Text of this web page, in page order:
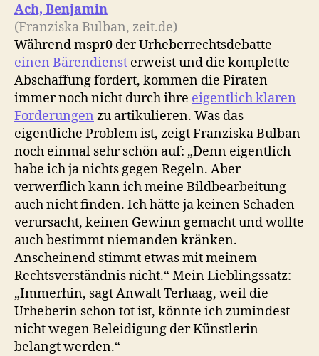
Ach, Benjamin
(Franziska Bulban, zeit.de)
Während mspr0 der Urheberrechtsdebatte
einen Bärendienst erweist und die komplette
Abschaffung fordert, kommen die Piraten
immer noch nicht durch ihre eigentlich klaren
Forderungen zu artikulieren. Was das
eigentliche Problem ist, zeigt Franziska Bulban
noch einmal sehr schön auf: „Denn eigentlich
habe ich ja nichts gegen Regeln. Aber
verwerflich kann ich meine Bildbearbeitung
auch nicht finden. Ich hätte ja keinen Schaden
verursacht, keinen Gewinn gemacht und wollte
auch bestimmt niemanden kränken.
Anscheinend stimmt etwas mit meinem
Rechtsverständnis nicht.“ Mein Lieblingssatz:
„Immerhin, sagt Anwalt Terhaag, weil die
Urheberin schon tot ist, könnte ich zumindest
nicht wegen Beleidigung der Künstlerin
belangt werden.“